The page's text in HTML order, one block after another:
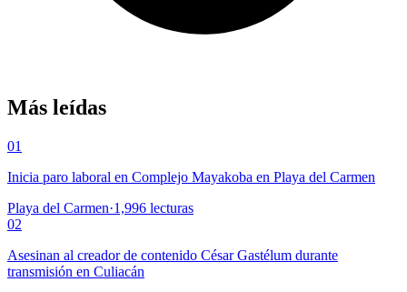
Más leídas
01
Inicia paro laboral en Complejo Mayakoba en Playa del Carmen
Playa del Carmen·1,996 lecturas
02
Asesinan al creador de contenido César Gastélum durante
transmisión en Culiacán